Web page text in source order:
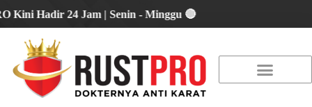
Hadir 24 Jam | Senin - Minggu 🔴